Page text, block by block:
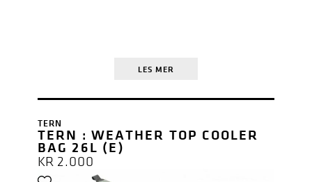
LES MER
TERN
TERN : WEATHER TOP COOLER
BAG 26L (E)
KR2.000